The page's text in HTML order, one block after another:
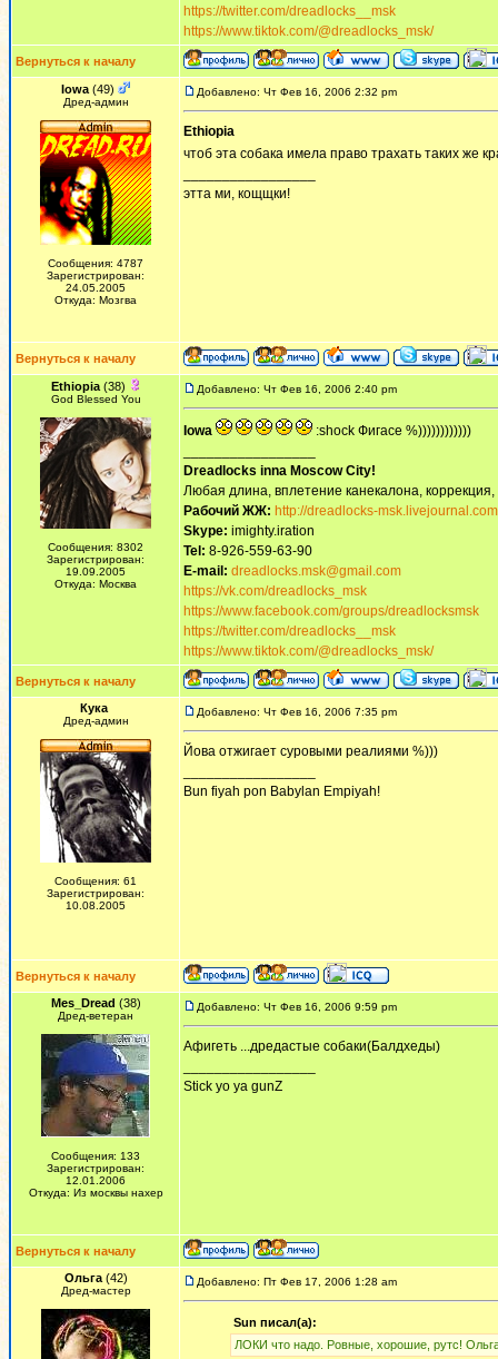
https://twitter.com/dreadlocks__msk
https://www.tiktok.com/@dreadlocks_msk/
Вернуться к началу
Iowa (49)
Дред-админ
Сообщения: 4787
Зарегистрирован:
24.05.2005
Откуда: Мозгва
Добавлено: Чт Фев 16, 2006 2:32 pm
Ethiopia
чтоб эта собака имела право трахать таких же
этта ми, кощщки!
Вернуться к началу
Ethiopia(38)
God Blessed You
Сообщения: 8302
Зарегистрирован:
19.09.2005
Откуда: Москва
Добавлено: Чт Фев 16, 2006 2:40 pm
Iowa
:shock Фигасе %))))))))))))
Dreadlocks inna Moscow Сity!
Любая длина, вплетение канекалона,
Рабочий ЖЖ: http://dreadlocks-
Skype: imighty.iration
Tel: 8-926-559-63-90
E-mail: dreadlocks.msk@gmail.com
https://vk.com/dreadlocks_msk
https://www.facebook.com/groups/dreadlocksmsk
https://twitter.com/dreadlocks__msk
https://www.tiktok.com/@dreadlocks_msk/
Вернуться к началу
Кука
Дред-админ
Сообщения: 61
Зарегистрирован:
10.08.2005
Добавлено: Чт Фев 16, 2006 7:35 pm
Йова отжигает суровыми реалиями %)))
Bun fiyah pon Babylan Empiyah!
Вернуться к началу
Mes_Dread (38)
Дред-ветеран
Сообщения: 133
Зарегистрирован:
12.01.2006
Откуда: Из москвы нахер
Добавлено: Чт Фев 16, 2006 9:59 pm
Афигеть ...дредастые собаки(Балдхеды)
Stick yo ya gunZ
Вернуться к началу
Ольга(42)
Дред-мастер
Добавлено: Пт Фев 17, 2006 1:28 am
Sun писал(а):
ЛОКИ что надо. Ровные, хорошие, рутс!